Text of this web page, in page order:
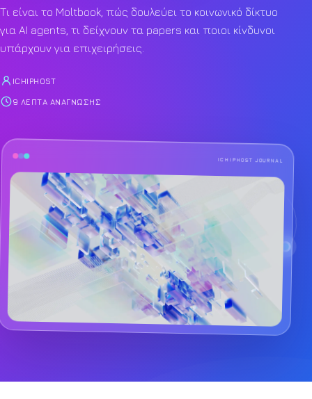
Τι είναι το Moltbook, πώς δουλεύει το κοινωνικό δίκτυο
για AI agents, τι δείχνουν τα papers και ποιοι κίνδυνοι
υπάρχουν για επιχειρήσεις.
ICHIPHOST
9 ΛΕΠΤΆ ΑΝΆΓΝΩΣΗΣ
ICHIPHOST JOURNAL